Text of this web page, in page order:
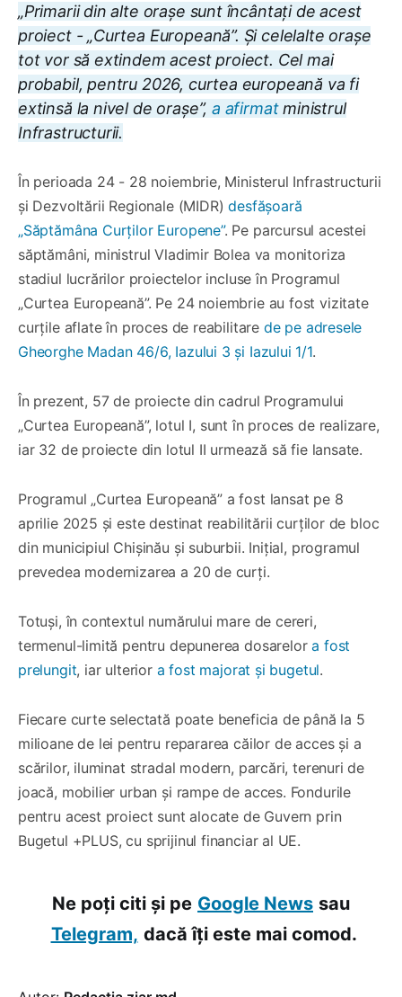
„Primarii din alte orașe sunt încântați de acest
proiect - „Curtea Europeană”. Și celelalte orașe
tot vor să extindem acest proiect. Cel mai
probabil, pentru 2026, curtea europeană va fi
extinsă la nivel de orașe”, a afirmatministrul
Infrastructurii.
În perioada 24 - 28 noiembrie, Ministerul Infrastructurii
și Dezvoltării Regionale (MIDR)desfășoară
„Săptămâna Curților Europene”. Pe parcursul acestei
săptămâni, ministrul Vladimir Bolea va monitoriza
stadiul lucrărilor proiectelor incluse în Programul
„Curtea Europeană”. Pe 24 noiembrie au fost vizitate
curțile aflate în proces de reabilitare de pe adresele
Gheorghe Madan 46/6, Iazului 3 și Iazului 1/1.
În prezent, 57 de proiecte din cadrul Programului
„Curtea Europeană”, lotul I, sunt în proces de realizare,
iar 32 de proiecte din lotul II urmează să fie lansate.
Programul „Curtea Europeană” a fost lansat pe 8
aprilie 2025 și este destinat reabilitării curților de bloc
din municipiul Chișinău și suburbii. Inițial, programul
prevedea modernizarea a 20 de curți.
Totuși, în contextul numărului mare de cereri,
termenul-limită pentru depunerea dosarelora fost
prelungit, iar ulterior a fost majorat și bugetul.
Fiecare curte selectată poate beneficia de până la 5
milioane de lei pentru repararea căilor de acces și a
scărilor, iluminat stradal modern, parcări, terenuri de
joacă, mobilier urban și rampe de acces. Fondurile
pentru acest proiect sunt alocate de Guvern prin
Bugetul +PLUS, cu sprijinul financiar al UE.
Ne poți citi și pe Google News sau
Telegram, dacă îți este mai comod.